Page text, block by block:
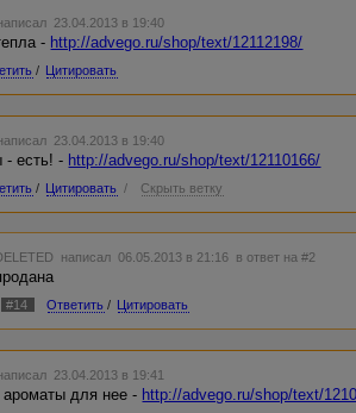
23.04.2013 в 19:40
- http://advego.ru/shop/text/12112198/
/ Цитировать
23.04.2013 в 19:40
- есть! - http://advego.ru/shop/text/12110166/
/ Цитировать / Скрыть ветку
написал 06.05.2013 в 21:16 в ответ на #2
#14 Ответить / Цитировать
23.04.2013 в 19:41
ароматы для нее - http://advego.ru/shop/text/